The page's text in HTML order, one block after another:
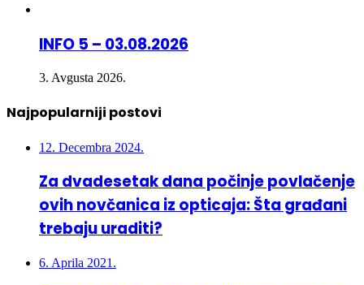
INFO 5 – 03.08.2026
3. Avgusta 2026.
Najpopularniji postovi
12. Decembra 2024.
Za dvadesetak dana počinje povlačenje
ovih novčanica iz opticaja: Šta građani
trebaju uraditi?
6. Aprila 2021.